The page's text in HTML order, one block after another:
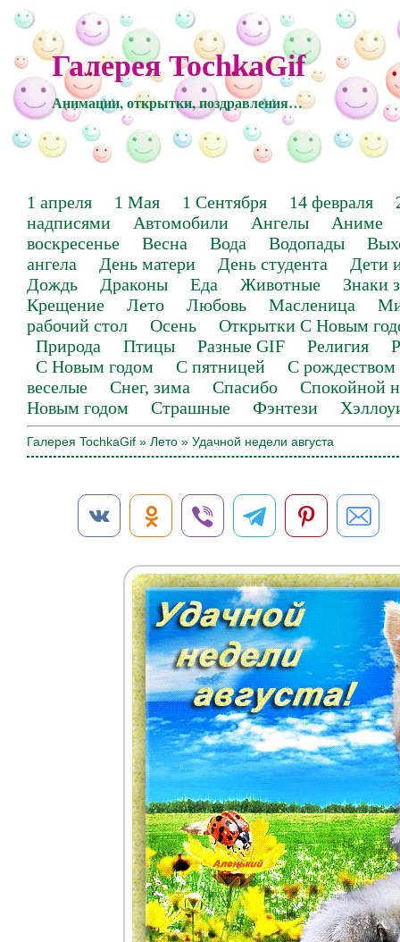
Галерея TochkaGif
Анимации, открытки, поздравления…
1 апреля 1 Мая 1 Сентября 14 февраля
надписями
Автомобили Ангелы
Аниме
воскресенье
Весна Вода Водопады
ангела
День матери День студента
Дети
Дождь
Драконы Еда Животные
Знаки
Крещение
Лето Любовь Масленица
рабочий стол
Осень
Открытки С Новым
Природа
Птицы Разные GIF Религия
С Новым годом
С пятницей
С рождеством
веселые
Снег, зима Спасибо
Спокойной
Новым годом
Страшные Фэнтези
Галерея TochkaGif » Лето » Удачной недели августа